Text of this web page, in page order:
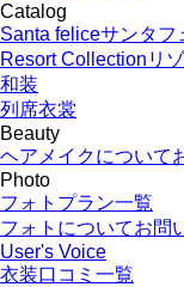
Catalog
Santa feliceサンタフ
Resort Collection リ
和装
列席衣裳
Beauty
ヘアメイクについて
Photo
フォトプラン一覧
フォトについてお問
User's Voice
衣装口コミ一覧